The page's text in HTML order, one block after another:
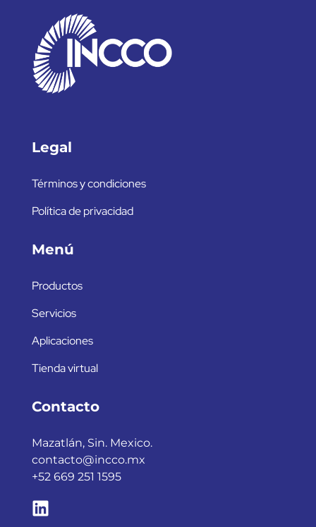
Legal
Términos y condiciones
Política de privacidad
Menú
Productos
Servicios
Aplicaciones
Tienda virtual
Contacto
Mazatlán, Sin. Mexico.
contacto@incco.mx
+52 669 251 1595